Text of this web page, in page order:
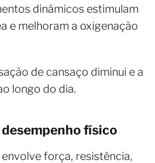
dinâmicos estimulam
e melhoram a oxigenação
de cansaço diminui e a
longo do dia.
físico
força, resistência,